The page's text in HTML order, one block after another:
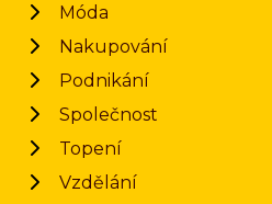
Móda
Nakupování
Podnikání
Společnost
Topení
Vzdělání